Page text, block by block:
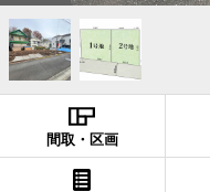
間取・区画